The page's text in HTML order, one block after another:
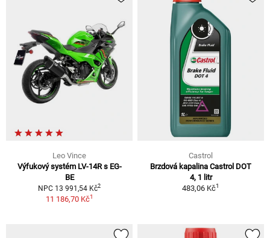
Leo Vince
Výfukový systém LV-14R s EG-
BE
NPC 13 991,54 Kč2
11 186,70 Kč1
Castrol
Brzdová kapalina Castrol DOT
4, 1 litr
483,06 Kč1